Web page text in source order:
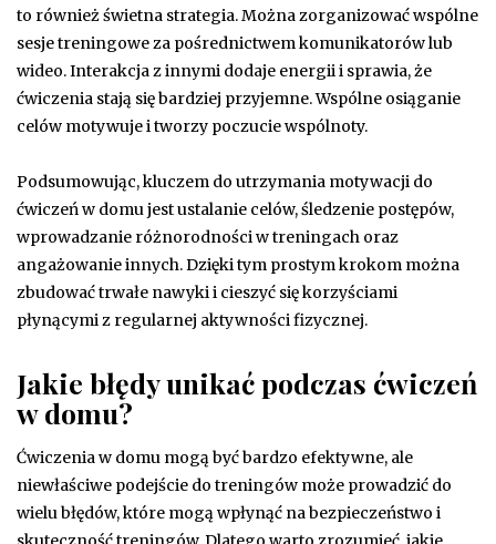
to również świetna strategia. Można zorganizować wspólne
sesje treningowe za pośrednictwem komunikatorów lub
wideo. Interakcja z innymi dodaje energii i sprawia, że
ćwiczenia stają się bardziej przyjemne. Wspólne osiąganie
celów motywuje i tworzy poczucie wspólnoty.
Podsumowując, kluczem do utrzymania motywacji do
ćwiczeń w domu jest ustalanie celów, śledzenie postępów,
wprowadzanie różnorodności w treningach oraz
angażowanie innych. Dzięki tym prostym krokom można
zbudować trwałe nawyki i cieszyć się korzyściami
płynącymi z regularnej aktywności fizycznej.
Jakie błędy unikać podczas ćwiczeń
w domu?
Ćwiczenia w domu mogą być bardzo efektywne, ale
niewłaściwe podejście do treningów może prowadzić do
wielu błędów, które mogą wpłynąć na bezpieczeństwo i